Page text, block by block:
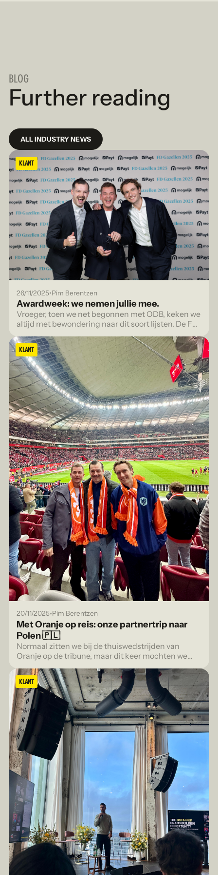
BLOG
Further reading
ALL INDUSTRY NEWS
KLANT
26/11/2025•Pim Berentzen
Awardweek: we nemen jullie mee.
Vroeger, toen we net begonnen met ODB, keken we
altijd met bewondering naar dit soort lijsten. De FD
gezien werden.
KLANT
20/11/2025•Pim Berentzen
Met Oranje op reis: onze partnertrip naar
Polen 🇵🇱
Normaal zitten we bij de thuiswedstrijden van
Oranje op de tribune, maar dit keer mochten we
KLANT